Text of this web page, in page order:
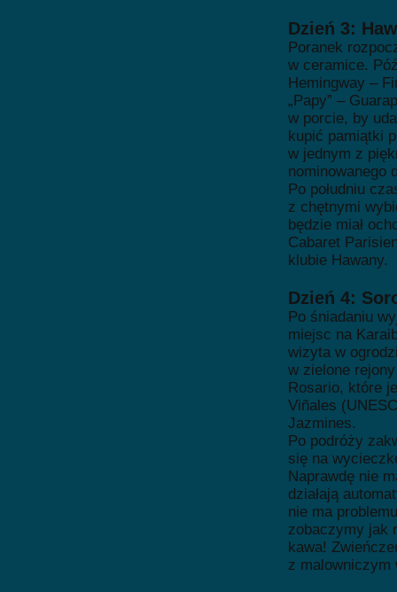
Dzień 3:
Poranek
w ceramice.
Hemingway –
„Papy” –
w porcie, by
kupić pamiątki
w jednym z
nominowanego
Po południu
z chętnymi
będzie miał
Cabaret
klubie Hawany.
Dzień 4:
Po śniadaniu
miejsc na
wizyta w
w zielone
Rosario, które
Viñales
Jazmines.
Po podróży
się na
Naprawdę nie
działają
nie ma
zobaczymy jak
kawa!
z malowniczym